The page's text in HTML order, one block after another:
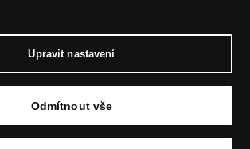
nastoupil na trůn v době,
časů jeho prababičky
a skončil ve dnech, které pamatují
naše. František Josef I. se narodil
1830 v zámku Schönbrunn u Vídně.
Společnost zapsána v OR vedeném Městským
Upravit nastavení
Odmítnout vše